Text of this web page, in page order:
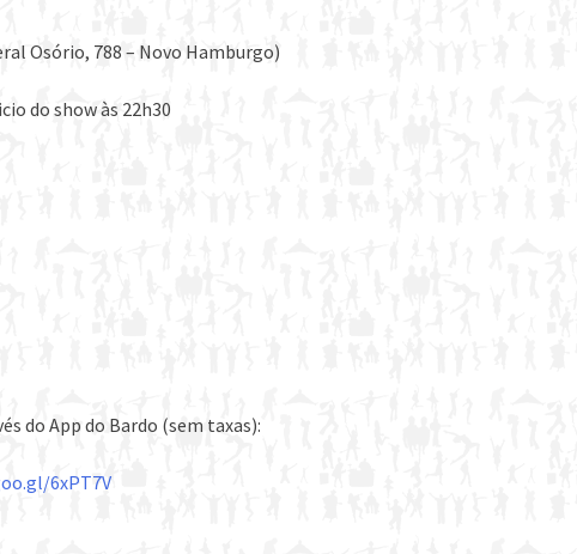
Osório, 788 – Novo Hamburgo)
do show às 22h30
do App do Bardo (sem taxas):
6xPT7V